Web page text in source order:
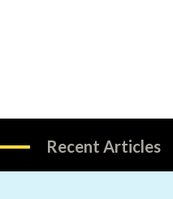
Recent Articles